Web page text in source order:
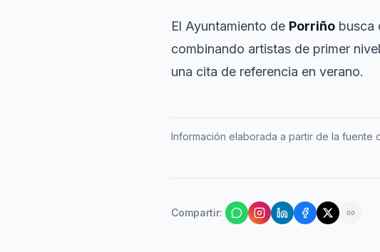
El Ayuntamiento de Porriño busca
combinando artistas de primer
una cita de referencia en verano.
Información elaborada a partir de la fuente
Compartir: